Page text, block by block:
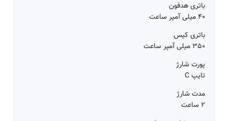
باتری هدفون
40 میلی آمپر ساعت
باتری کیس
350 میلی آمپر ساعت
پورت شارژ
تایپ C
مدت شارژ
2 ساعت